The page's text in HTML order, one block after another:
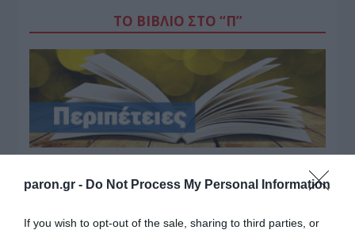
paron.gr - Do Not Process My Personal Information
If you wish to opt-out of the sale, sharing to third parties, or
ΤΟ ΒΙΒΛΙΟ ΣΤΟ “Π”